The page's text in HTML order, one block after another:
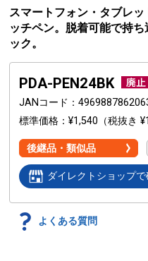
スマートフォン・タブレ
ッチペン。脱着可能で持
ック。
PDA-PEN24BK
JANコード
標準価格
¥1,540 （税抜き
後継品・類似品
ダイレクトショップ
よくある質問